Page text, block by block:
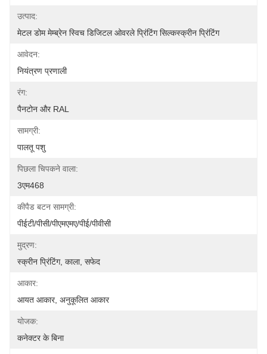
उत्पाद:
मेटल डोम मेम्ब्रेन स्विच डिजिटल ओवरले प्रिंटिंग सिल्कस्क्रीन प्रिंटिंग
आवेदन:
नियंत्रण प्रणाली
रंग:
पैनटोन और RAL
सामग्री:
पालतू पशु
पिछला चिपकने वाला:
3एम468
कीपैड बटन सामग्री:
पीईटी/पीसी/पीएमएमए/पीई/पीवीसी
मुद्रण:
स्क्रीन प्रिंटिंग, काला, सफेद
आकार:
आयत आकार, अनुकूलित आकार
योजक:
कनेक्टर के बिना